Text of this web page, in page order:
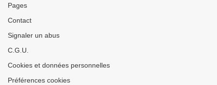
Pages
Contact
Signaler un abus
C.G.U.
Cookies et données personnelles
Préférences cookies